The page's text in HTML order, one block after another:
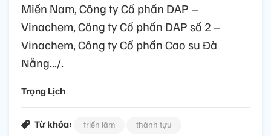
Miền Nam, Công ty Cổ phần DAP –
Vinachem, Công ty Cổ phần DAP số 2 –
Vinachem, Công ty Cổ phần Cao su Đà
Nẵng.../.
Trọng Lịch
Từ khóa: triển lãm thành tựu